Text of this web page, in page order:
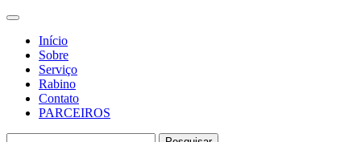
Início
Sobre
Serviço
Rabino
Contato
PARCEIROS